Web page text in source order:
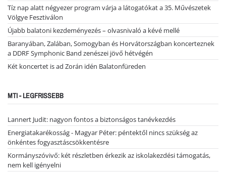
Tíz nap alatt négyezer program várja a látogatókat a 35. Művészetek
Völgye Fesztiválon
Újabb balatoni kezdeményezés – olvasnivaló a kévé mellé
Baranyában, Zalában, Somogyban és Horvátországban koncerteznek
a DDRF Symphonic Band zenészei jövő hétvégén
Két koncertet is ad Zorán idén Balatonfüreden
MTI - LEGFRISSEBB
Lannert Judit: nagyon fontos a biztonságos tanévkezdés
Energiatakarékosság - Magyar Péter: péntektől nincs szükség az
önkéntes fogyasztáscsökkentésre
Kormányszóvivő: két részletben érkezik az iskolakezdési támogatás,
nem kell igényelni